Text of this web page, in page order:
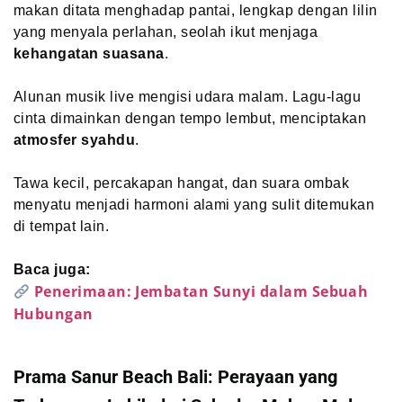
makan ditata menghadap pantai, lengkap dengan lilin
yang menyala perlahan, seolah ikut menjaga
kehangatan suasana.
Alunan musik live mengisi udara malam. Lagu-lagu
cinta dimainkan dengan tempo lembut, menciptakan
atmosfer syahdu.
Tawa kecil, percakapan hangat, dan suara ombak
menyatu menjadi harmoni alami yang sulit ditemukan
di tempat lain.
Baca juga:
Penerimaan: Jembatan Sunyi dalam Sebuah
Hubungan
Prama Sanur Beach Bali: Perayaan yang